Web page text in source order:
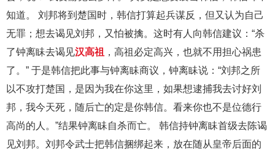
知道。 刘邦将到楚国时，韩信打算起兵谋反，但又认为自己
无罪；想去谒见刘邦，又怕被擒。这时有人向韩信建议：“杀
了钟离眛去谒见汉高祖 ，高祖必定高兴，也就不用担心祸患
了。” 于是韩信把此事与钟离眛商议，钟离眛说：“刘邦之所
以不攻打楚国，是因为我在你这里，如果想逮捕我去讨好刘
邦，我今天死，随后亡的定是你韩信。看来你也不是位德行
高尚的人。”结果钟离眛自杀而亡。 韩信持钟离眛首级去陈谒
见刘邦。刘邦令武士把韩信捆绑起来，放在随从皇帝后面的